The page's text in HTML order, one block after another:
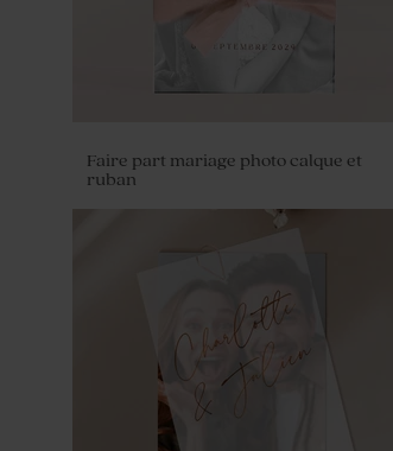
Dragées mariage marbré or amande 1
kg (± 300 ex)
Faire part mariage photo calque et
ruban